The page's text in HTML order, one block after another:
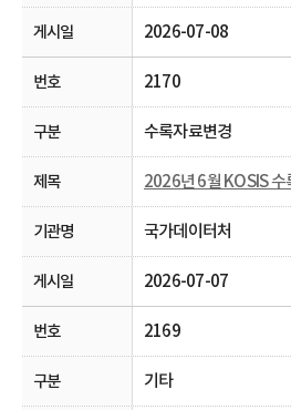
2026-07-08
2170
수록자료변경
국가데이터처
2026-07-07
2169
기타